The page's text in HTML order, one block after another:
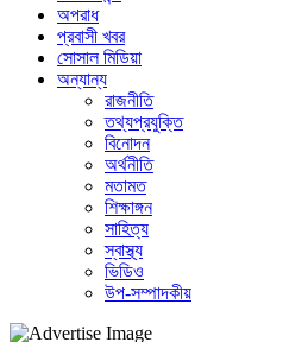
অপরাধ
প্রবাসী খবর
সোসাল মিডিয়া
অন্যান্য
রাজনীতি
তথ্যপ্রযুক্তি
বিনোদন
অর্থনীতি
মতামত
শিক্ষাঙ্গন
সাহিত্য
স্বাস্থ্য
ভিডিও
উপ-সম্পাদকীয়